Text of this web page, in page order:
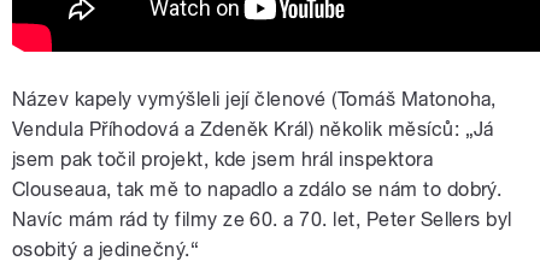
Název kapely vymýšleli její členové (Tomáš Matonoha,
Vendula Příhodová a Zdeněk Král) několik měsíců: „Já
jsem pak točil projekt, kde jsem hrál inspektora
Clouseaua, tak mě to napadlo a zdálo se nám to dobrý.
Navíc mám rád ty filmy ze 60. a 70. let, Peter Sellers byl
osobitý a jedinečný.“